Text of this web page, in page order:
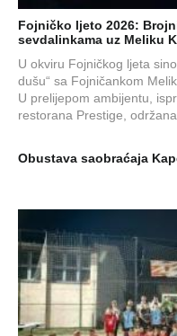
Fojničko ljeto 2026:
sevdalinkama uz Meliku
U okviru Fojničkog ljeta
dušu“ sa Fojničankom
U prelijepom ambijentu,
restorana Prestige,
Obustava saobraćaja